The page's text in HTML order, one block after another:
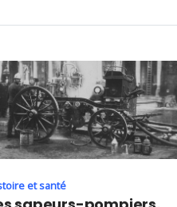
et santé